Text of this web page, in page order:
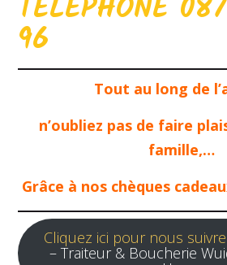
96
Tout au long de
n’oubliez pas de faire
famille,…
Grâce à nos chèques
Cliquez ici pour nous
– Traiteur & Boucherie